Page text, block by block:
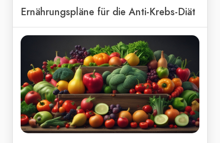
Ernährungspläne für die Anti-Krebs-Diät